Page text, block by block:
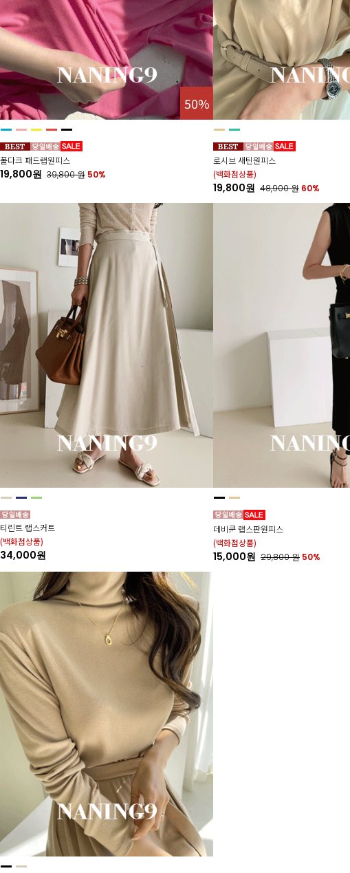
50%
폴다크 패드랩원피스
19,800원 39,800원 50%
로시브 새틴원피스
(백화점상품)
19,800원 48,900원 60%
티린트 랩스커트
(백화점상품)
34,000원
데비쿤 랩스판원피스
(백화점상품)
15,000원 29,800원 50%